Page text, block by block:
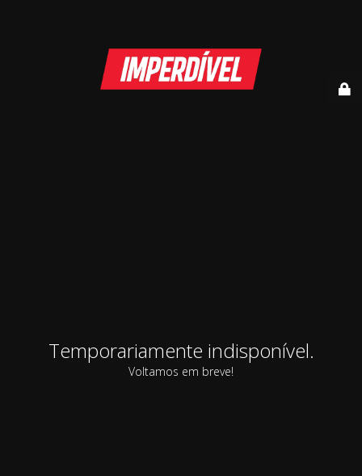
Temporariamente indisponível.
Voltamos em breve!